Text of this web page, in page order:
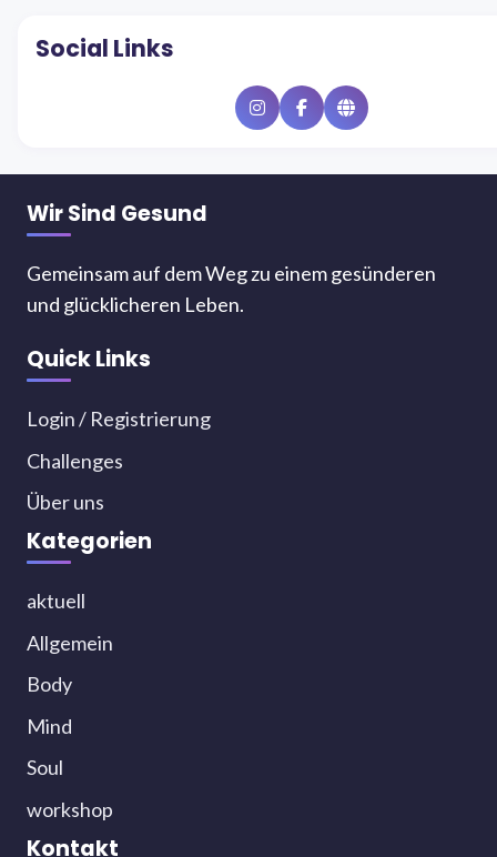
Social Links
InstagramFacebookWebsite
Wir Sind Gesund
Gemeinsam auf dem Weg zu einem gesünderen
und glücklicheren Leben.
Quick Links
Login / Registrierung
Challenges
Über uns
Kategorien
aktuell
Allgemein
Body
Mind
Soul
workshop
Kontakt